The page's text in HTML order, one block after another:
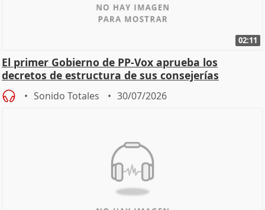
02:11
El primer Gobierno de PP-Vox aprueba los
decretos de estructura de sus consejerías
Sonido Totales 30/07/2026